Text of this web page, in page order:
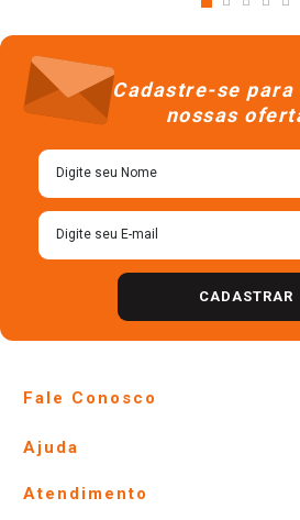
Cadastre-se para
nossas
CADASTRAR
Fale Conosco
Lojas Físicas e Horários
Ofertas
Ajuda
Atendimento